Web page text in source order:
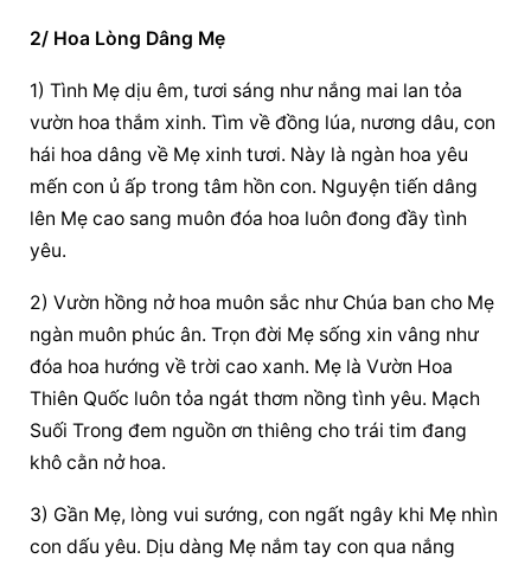
2/ Hoa Lòng Dâng Mẹ
1) Tình Mẹ dịu êm, tươi sáng như nắng mai lan tỏa
vườn hoa thắm xinh. Tìm về đồng lúa, nương dâu, con
hái hoa dâng về Mẹ xinh tươi. Này là ngàn hoa yêu
mến con ủ ấp trong tâm hồn con. Nguyện tiến dâng
lên Mẹ cao sang muôn đóa hoa luôn đong đầy tình
yêu.
2) Vườn hồng nở hoa muôn sắc như Chúa ban cho Mẹ
ngàn muôn phúc ân. Trọn đời Mẹ sống xin vâng như
đóa hoa hướng về trời cao xanh. Mẹ là Vườn Hoa
Thiên Quốc luôn tỏa ngát thơm nồng tình yêu. Mạch
Suối Trong đem nguồn ơn thiêng cho trái tim đang
khô cằn nở hoa.
3) Gần Mẹ, lòng vui sướng, con ngất ngây khi Mẹ nhìn
con dấu yêu. Dịu dàng Mẹ nắm tay con qua nắng